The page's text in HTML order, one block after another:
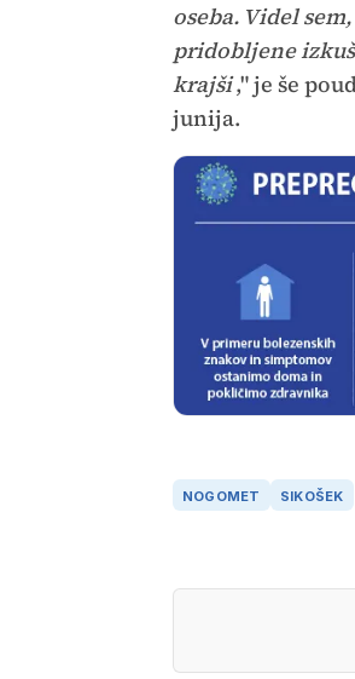
oseba. Videl
pridobljene
krajši," je še
junija.
NOGOMET SIKOŠEK